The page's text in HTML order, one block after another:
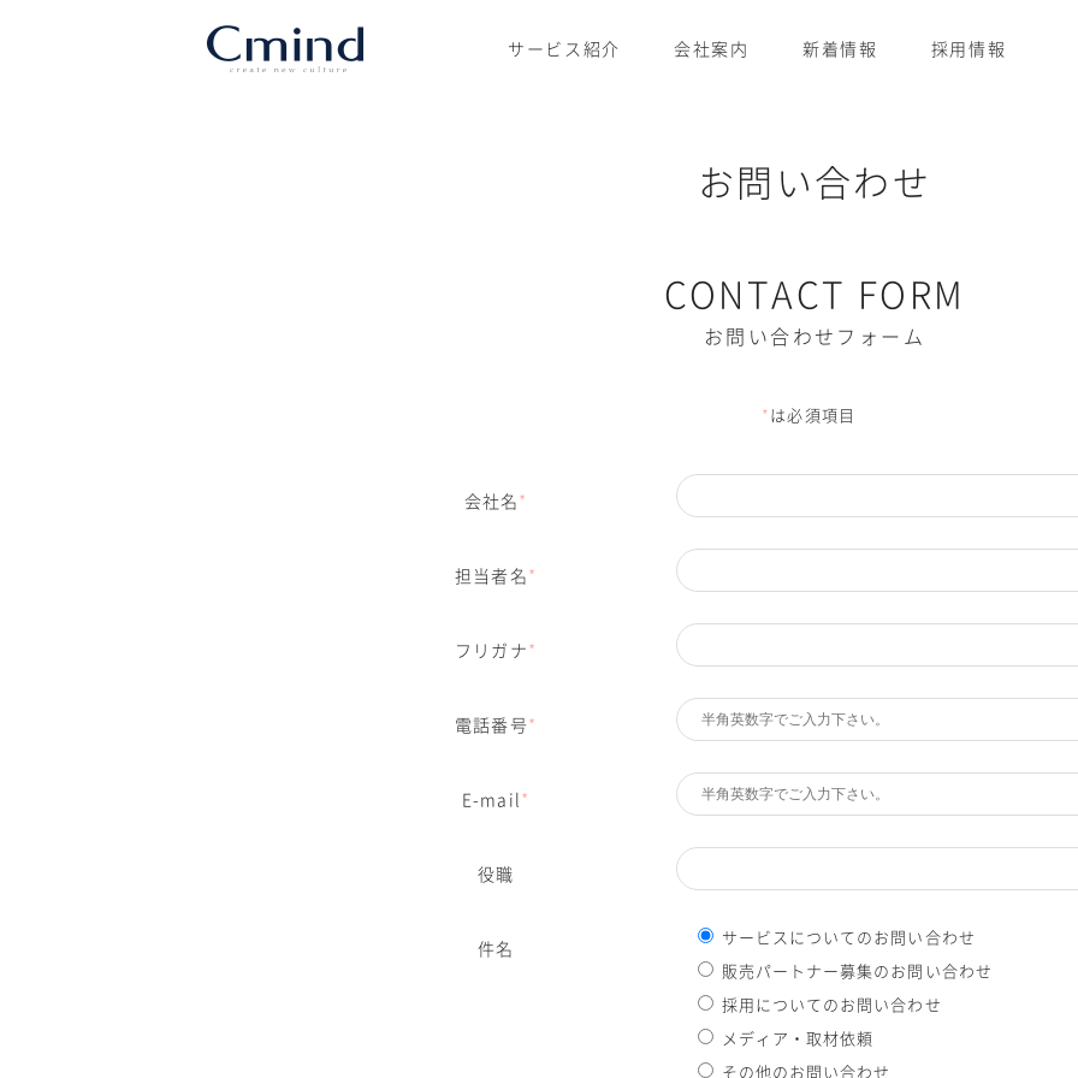
サービス紹介 会社案内 新着情報 採用情報
お問い合わせ
CONTACT FORM
お問い合わせフォーム
* は必須項目
会社名 *
担当者名 *
フリガナ *
電話番号*
E-mail *
役職
件名
サービスについてのお問い合わせ
販売パートナー募集のお問い合わせ
採用についてのお問い合わせ
メディア・取材依頼
その他のお問い合わせ